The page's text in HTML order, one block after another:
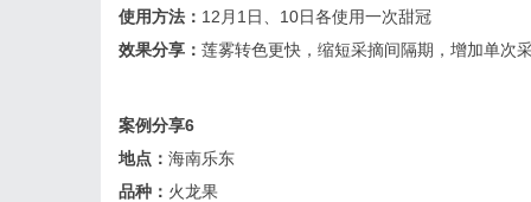
使用方法： 12月1日、10日各使用一次甜冠
效果分享： 莲雾转色更快，缩短采摘间隔期，增加单次
案例分享6
地点： 海南乐东
品种： 火龙果